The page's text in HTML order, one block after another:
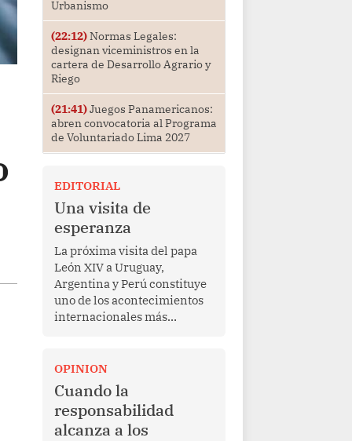
Urbanismo
(22:12)Normas Legales:
designan viceministros en la
cartera de Desarrollo Agrario y
Riego
(21:41)Juegos Panamericanos:
abren convocatoria al Programa
de Voluntariado Lima 2027
EDITORIAL
Una visita de
esperanza
La próxima visita del papa
León XIV a Uruguay,
Argentina y Perú constituye
uno de los acontecimientos
internacionales más
Más allá de su dimensión
religiosa, esta gira
representa una oportunidad
para reafirmar el valor del
diálogo, fortalecer los
OPINION
Cuando la
responsabilidad
alcanza a los